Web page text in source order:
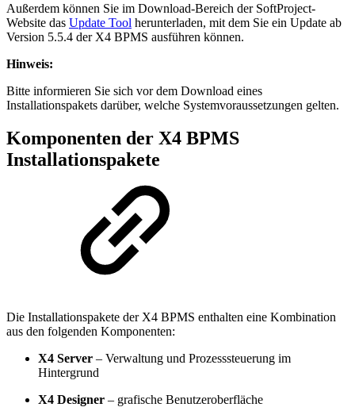
Außerdem können Sie im Download-Bereich der SoftProject-
Website das Update Tool herunterladen, mit dem Sie ein Update ab
Version 5.5.4 der X4 BPMS ausführen können.
Hinweis:
Bitte informieren Sie sich vor dem Download eines
Installationspakets darüber, welche Systemvoraussetzungen gelten.
Komponenten der X4 BPMS
Installationspakete
Die Installationspakete der X4 BPMS enthalten eine Kombination
aus den folgenden Komponenten:
X4 Server – Verwaltung und Prozesssteuerung im
Hintergrund
X4 Designer – grafische Benutzeroberfläche